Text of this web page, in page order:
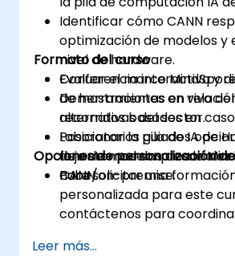
Identificar cómo CANN
optimización de modelos y
nivel de hardware.
Evaluar el marco
de herramientas en
alternativas del sector.
Posicionar la pila de IA de
de entornos empresariales
nube/on-premise.
Formato del curso
Conferencia interactiva y
Demostraciones en vivo
recorridos basados en
Laboratorios guiados
flujo de modelos desde
CANN.
Opciones de personalización
Para solicitar una
personalizada para este
contáctenos para
Leer más...